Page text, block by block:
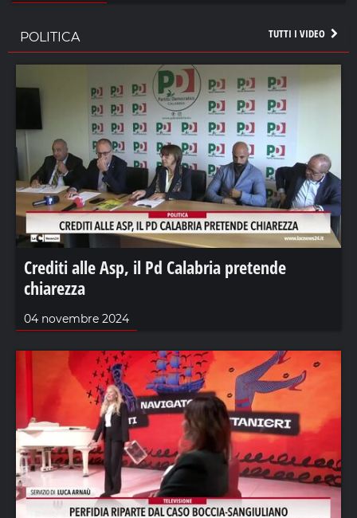
TUTTI I VIDEO
POLITICA
Crediti alle Asp, il Pd Calabria pretende
chiarezza
04 novembre 2024